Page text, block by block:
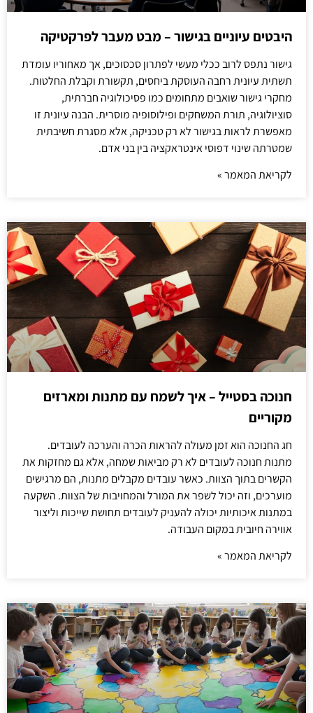
היבטים עיוניים בגישור – מבט מעבר לפרקטיקה
גישור נתפס לרוב ככלי מעשי לפתרון סכסוכים, אך מאחוריו עומדת
תשתית עיונית רחבה העוסקת ביחסים, תקשורת וקבלת החלטות.
מחקרי גישור שואבים מתחומים כמו פסיכולוגיה חברתית,
סוציולוגיה, תורת המשחקים ופילוסופיה מוסרית. הבנה עיונית זו
מאפשרת לראות בגישור לא רק טכניקה, אלא מסגרת חשיבתית
שמטרתה שינוי דפוסי אינטראקציה בין בני אדם.
לקריאת המאמר »
חנוכה בסטייל – איך לשמח עם מתנות ומארזים
מקוריים
חג החנוכה הוא זמן מעולה להראות הכרה והערכה לעובדים.
מתנות חנוכה לעובדים לא רק מביאות שמחה, אלא גם מחזקות את
הקשרים בתוך הצוות. כאשר עובדים מקבלים מתנות, הם מרגישים
מוערכים, וזה יכול לשפר את המורל והמחויבות של הצוות. השקעה
במתנות איכותיות יכולה להעניק לעובדים תחושת שייכות וליצור
אווירה חיובית במקום העבודה.
לקריאת המאמר »